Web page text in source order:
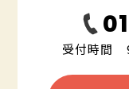
受付時間